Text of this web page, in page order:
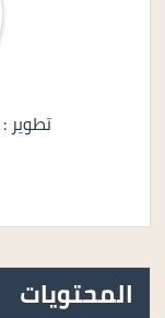
تطوير :
المحتويات